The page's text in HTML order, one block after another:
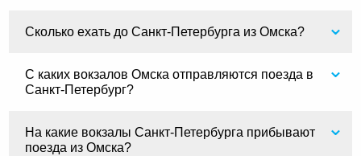
Сколько ехать до Санкт-Петербурга из Омска?
С каких вокзалов Омска отправляются поезда в
Санкт-Петербург?
На какие вокзалы Санкт-Петербурга прибывают
поезда из Омска?